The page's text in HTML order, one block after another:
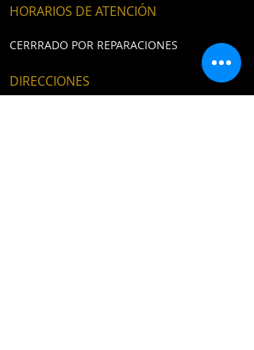
HORARIOS DE ATENCIÓN
CERRRADO POR REPARACIONES
DIRECCIONES